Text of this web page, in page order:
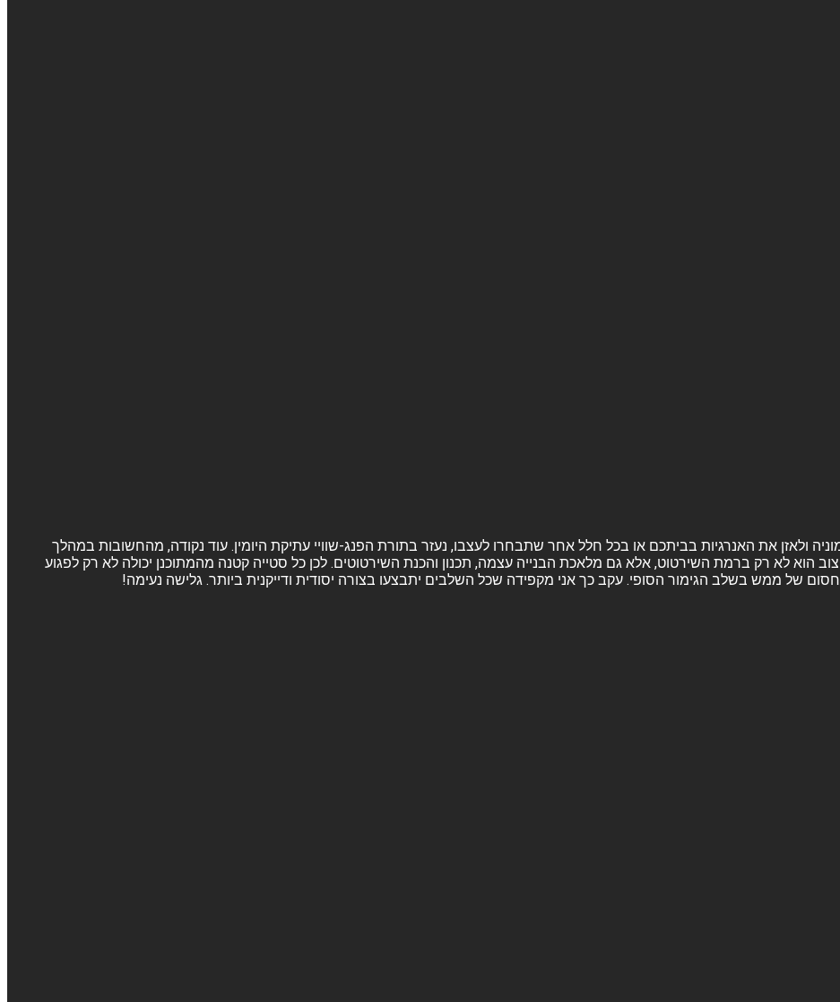
ולאזן את האנרגיות בביתכם או בכל חלל אחר שתבחרו לעצבו, נעזר בתורת הפנג-שוויי עתיקת היומין. עוד נקודה, מהחשובות במהלך
הוא לא רק ברמת השירטוט, אלא גם מלאכת הבנייה עצמה, תכנון והכנת השירטוטים. לכן כל סטייה קטנה מהמתוכנן יכולה לא רק לפגוע
של ממש בשלב הגימור הסופי. עקב כך אני מקפידה שכל השלבים יתבצעו בצורה יסודית ודייקנית ביותר. גלישה נעימה!